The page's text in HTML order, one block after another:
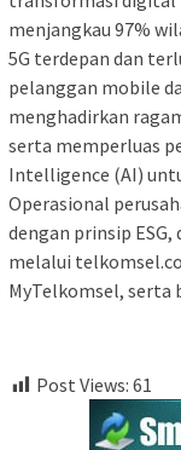
menjangkau 97%
5G terdepan dan
pelanggan mobile
menghadirkan
serta memperluas
Intelligence (AI)
Operasional
dengan prinsip
melalui
MyTelkomsel, serta
Post Views: 61